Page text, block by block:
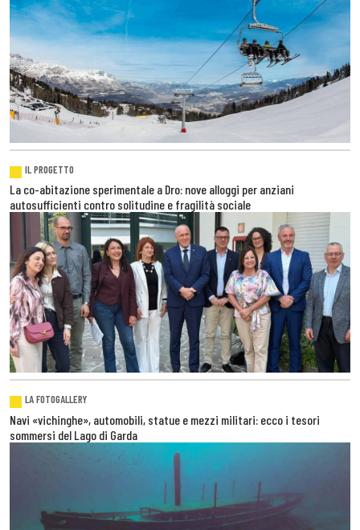
IL PROGETTO
La co-abitazione sperimentale a Dro: nove alloggi per anziani
autosufficienti contro solitudine e fragilità sociale
LA FOTOGALLERY
Navi «vichinghe», automobili, statue e mezzi militari: ecco i tesori
sommersi del Lago di Garda